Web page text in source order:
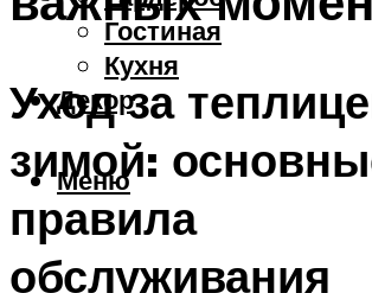
Гостиная
Кухня
Декор
Меню
Уход за
зимой:
правила
обслуживания